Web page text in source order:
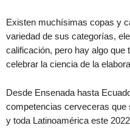
Existen muchísimas copas y
variedad de sus categorías,
calificación, pero hay algo que
celebrar la ciencia de la
Desde Ensenada hasta
competencias cerveceras que
y toda Latinoamérica este